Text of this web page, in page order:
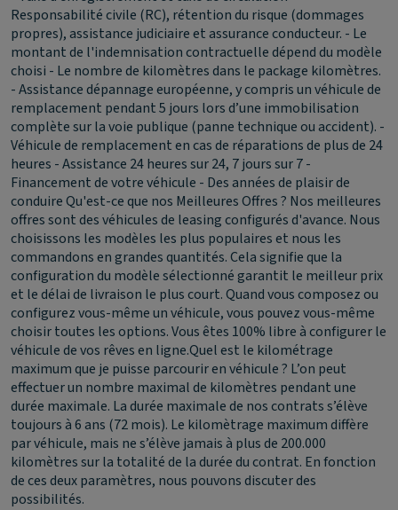
Responsabilité civile (RC), rétention du risque (dommages
propres), assistance judiciaire et assurance conducteur. - Le
montant de l'indemnisation contractuelle dépend du modèle
choisi - Le nombre de kilomètres dans le package kilomètres.
- Assistance dépannage européenne, y compris un véhicule de
remplacement pendant 5 jours lors d’une immobilisation
complète sur la voie publique (panne technique ou accident). -
Véhicule de remplacement en cas de réparations de plus de 24
heures - Assistance 24 heures sur 24, 7 jours sur 7 -
Financement de votre véhicule - Des années de plaisir de
conduireQu'est-ce que nos Meilleures Offres ? Nos meilleures
offres sont des véhicules de leasing configurés d'avance. Nous
choisissons les modèles les plus populaires et nous les
commandons en grandes quantités. Cela signifie que la
configuration du modèle sélectionné garantit le meilleur prix
et le délai de livraison le plus court. Quand vous composez ou
configurez vous-même un véhicule, vous pouvez vous-même
choisir toutes les options. Vous êtes 100% libre à configurer le
véhicule de vos rêves en ligne.Quel est le kilométrage
maximum que je puisse parcourir en véhicule ? L’on peut
effectuer un nombre maximal de kilomètres pendant une
durée maximale. La durée maximale de nos contrats s’élève
toujours à 6 ans (72 mois). Le kilomètrage maximum diffère
par véhicule, mais ne s’élève jamais à plus de 200.000
kilomètres sur la totalité de la durée du contrat. En fonction
de ces deux paramètres, nous pouvons discuter des
possibilités.